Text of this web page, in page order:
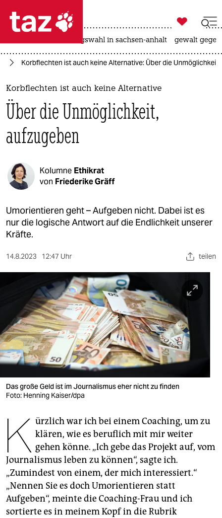
 taz zahl ich
taz zahl ich
themen
politik
öko
kultur
berlin
verlag
veranstaltungen
shop
fragen & hilfe
unterstützen
genossenschaft
epaper login

taz zahl ich
landtagswahl in sachsen-anhalt gewalt
Korbflechten ist auch keine Alternative: Über die
Korbflechten ist auch keine Alternative
Über die Unmöglichkeit,
aufzugeben
Kolumne Ethikrat
von Friederike Gräff
Umorientieren geht – Aufgeben nicht. Dabei ist es
nur die logische Antwort auf die Endlichkeit unserer
Kräfte.
14.8.2023 12:47 Uhr teilen
Das große Geld ist im Journalismus eher nicht zu finden
Foto: Henning Kaiser/dpa
K ürzlich war ich bei einem Coaching, um zu
klären, wie es beruflich mit mir weiter
gehen könne. „Ich gebe das Projekt auf, vom
Journalismus leben zu können“, sagte ich.
„Zumindest von einem, der mich interessiert.“
„Nennen Sie es doch Umorientieren statt
Aufgeben“, meinte die Coaching-Frau und ich
sortierte es in meinem Kopf in die Rubrik